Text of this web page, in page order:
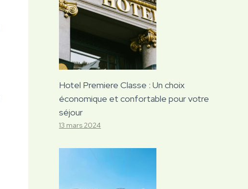
Hotel Premiere Classe : Un choix
économique et confortable pour votre
séjour
13 mars 2024